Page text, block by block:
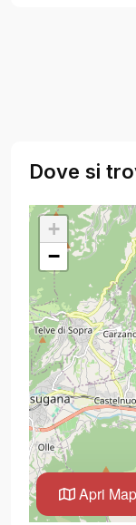
Dove si
Apri
+
−